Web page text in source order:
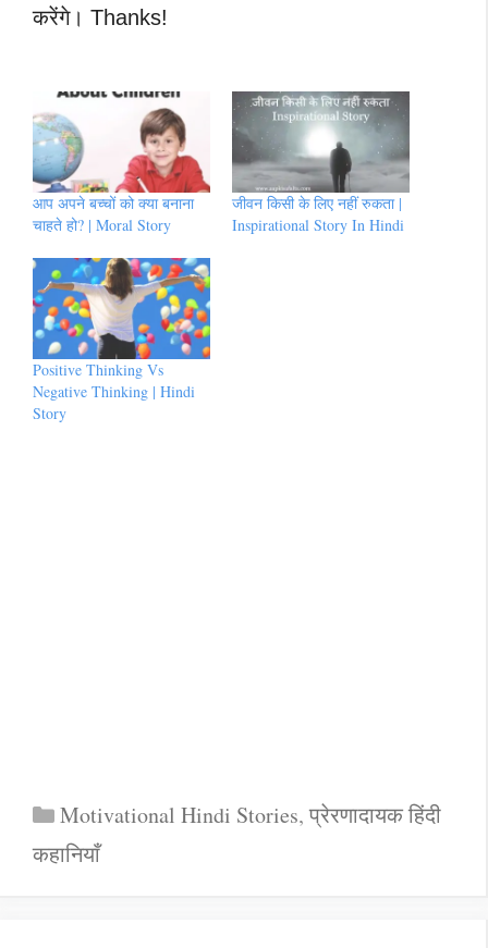
करेंगे। Thanks!
आप अपने बच्चों को क्या बनाना
चाहते हो? | Moral Story
जीवन किसी के लिए नहीं रुकता |
Inspirational Story In Hindi
Positive Thinking Vs
Negative Thinking | Hindi
Story
Categories
Motivational Hindi Stories,प्रेरणादायक हिंदी
कहानियाँ